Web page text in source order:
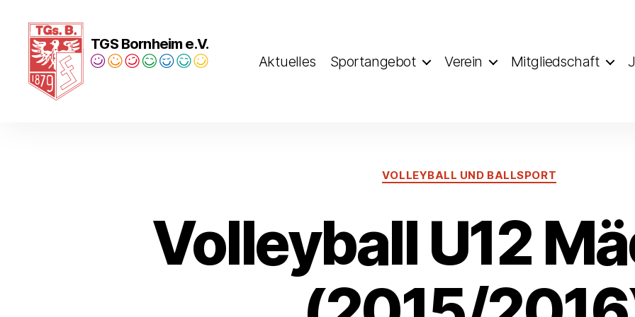
TGS Bornheim e.V.
Aktuelles
Sportangebot Verein Mitgliedschaft
VOLLEYBALL UND BALLSPORT
Volleyball U12